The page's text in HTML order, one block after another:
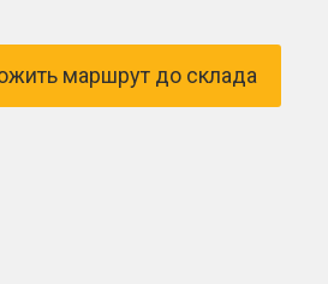
маршрут до склада